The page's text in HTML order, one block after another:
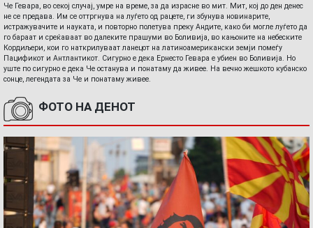
Че Гевара, во секој случај, умре на време, за да израсне во мит. Мит, кој до ден денес
не се предава. Им се оттргнува на луѓето од рацете, ги збунува новинарите,
истражувачите и науката, и повторно полетува преку Андите, како би могле луѓето да
го бараат и среќаваат во далеките прашуми во Боливија, во кањоните на небеските
Кордиљери, кои го наткрилуваат ланецот на латиноамерикански земји помеѓу
Пацификот и Антлантикот. Сигурно е дека Ернесто Гевара е убиен во Боливија. Но
уште по сигурно е дека Че останува и понатаму да живее. На вечно жешкото кубанско
сонце, легендата за Че и понатаму живее.
ФОТО НА ДЕНОТ